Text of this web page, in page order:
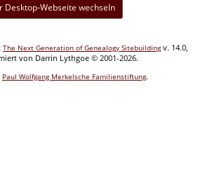
Desktop-Webseite wechseln
The Next Generation of Genealogy Sitebuildingv. 14.0,
von Darrin Lythgoe © 2001-2026.
Paul Wolfgang Merkelsche Familienstiftung.